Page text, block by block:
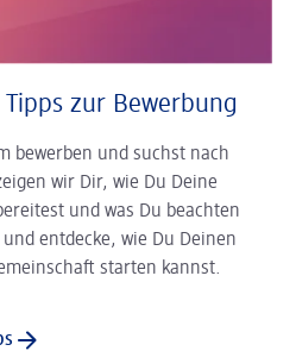
Tipps zur Bewerbung
bewerben und suchst nach
wir Dir, wie Du Deine
und was Du beachten
entdecke, wie Du Deinen
starten kannst.